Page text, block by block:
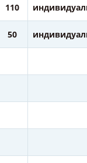
110
50